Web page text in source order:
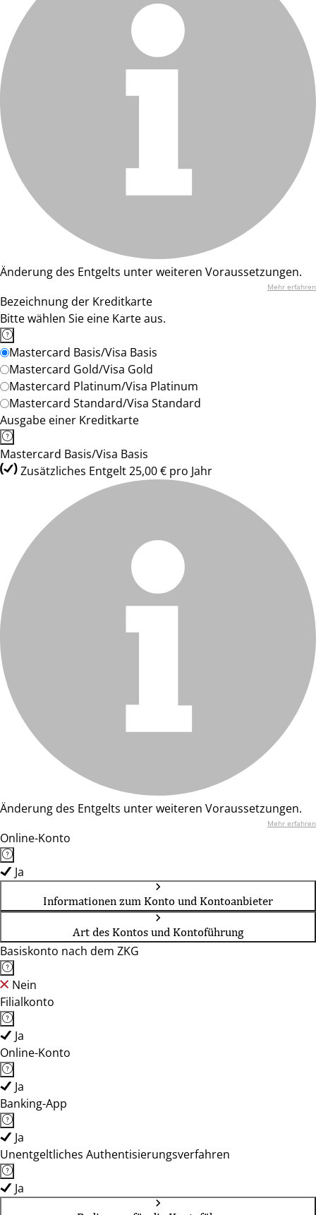
Änderung des Entgelts unter weiteren Voraussetzungen.
Mehr erfahren
Bezeichnung der Kreditkarte
Bitte wählen Sie eine Karte aus.
Mastercard Basis/Visa Basis
Mastercard Gold/Visa Gold
Mastercard Platinum/Visa Platinum
Mastercard Standard/Visa Standard
Ausgabe einer Kreditkarte
Mastercard Basis/Visa Basis
Zusätzliches Entgelt 25,00 € pro Jahr
Änderung des Entgelts unter weiteren Voraussetzungen.
Mehr erfahren
Online-Konto
Ja
Informationen zum Konto und Kontoanbieter
Art des Kontos und Kontoführung
Basiskonto nach dem ZKG
Nein
Filialkonto
Ja
Online-Konto
Ja
Banking-App
Ja
Unentgeltliches Authentisierungsverfahren
Ja